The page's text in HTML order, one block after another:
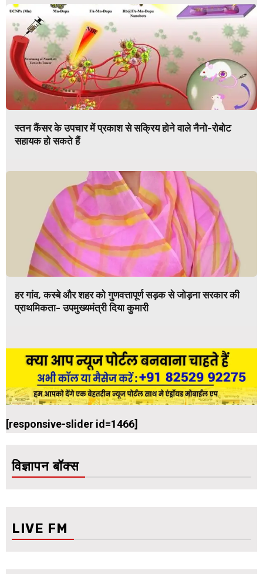
स्तन कैंसर के उपचार में प्रकाश से सक्रिय होने वाले नैनो-रोबोट
सहायक हो सकते हैं
हर गांव, कस्बे और शहर को गुणवत्तापूर्ण सड़क से जोड़ना सरकार की
प्राथमिकता- उपमुख्यमंत्री दिया कुमारी
[responsive-slider id=1466]
विज्ञापन बॉक्स
LIVE FM